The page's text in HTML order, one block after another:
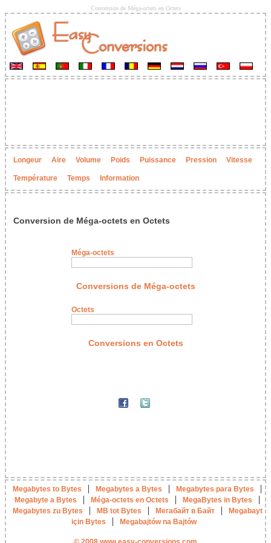
Conversion de Méga-octets en Octets
Longeur Aire Volume Poids Puissance Pression Vitesse
Température Temps Information
Conversion de Méga-octets en Octets
Méga-octets
Conversions de Méga-octets
Octets
Conversions en Octets
Megabytes to Bytes | Megabytes a Bytes | Megabytes para Bytes |
Megabyte a Bytes | Méga-octets en Octets | MegaBytes in Bytes |
Megabytes zu Bytes | MB tot Bytes | Мегабайт в Байт |
Megabayt
için Bytes
| Megabajtów na Bajtów